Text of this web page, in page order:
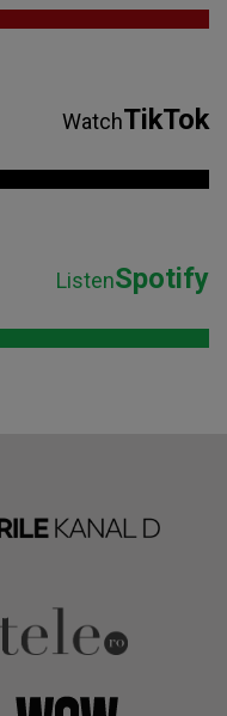
WatchTikTok
ListenSpotify